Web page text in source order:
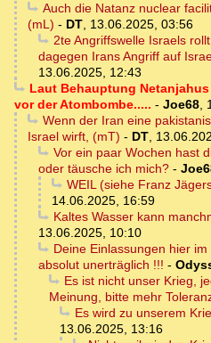
Auch die Natanz nuclear
(mL) - DT, 13.06.2025, 03:56
2te Angriffswelle Israels
dagegen Irans Angriff auf
13.06.2025, 12:43
Laut Behauptung
vor der Atombombe..... - Joe68,
Wenn der Iran eine
Israel wirft, (mT) - DT,
Vor ein paar Wochen hast
oder täusche ich mich? -
WEIL (siehe Franz
14.06.2025, 16:59
Kaltes Wasser kann
13.06.2025, 10:10
Deine Einlassungen hier
absolut unerträglich !!! -
Es ist nicht unser Krieg,
Meinung, bitte mehr
Es wird zu unserem
13.06.2025, 13:16